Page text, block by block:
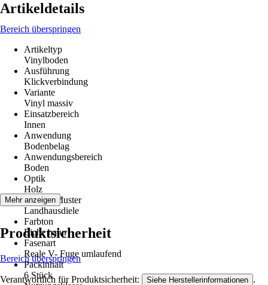
Artikeldetails
Bereich überspringen
Artikeltyp
Vinylboden
Ausführung
Klickverbindung
Variante
Vinyl massiv
Einsatzbereich
Innen
Anwendung
Bodenbelag
Anwendungsbereich
Boden
Optik
Holz
Dekor / Muster
Landhausdiele
Farbton
Eiche natur
Fasenart
Reale V- Fuge umlaufend
Packinhalt
6 Stück
Mehr anzeigen
Produktsicherheit
Bereich überspringen
Verantwortlich für Produktsicherheit: Siehe Herstellerinformationen .